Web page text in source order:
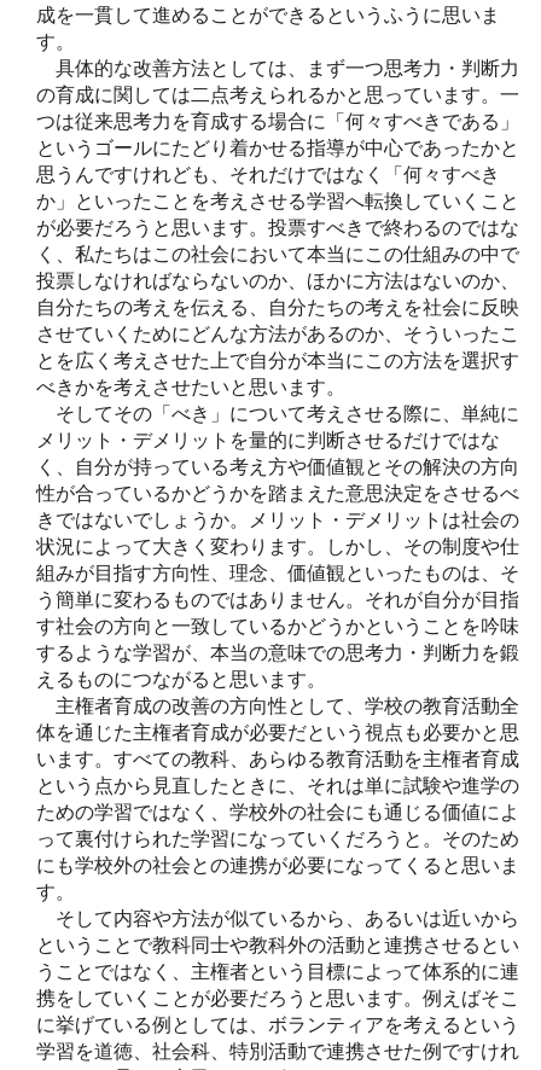
成を一貫して進めることができるというふうに思いま
す。
具体的な改善方法としては、まず一つ思考力・判断力
の育成に関しては二点考えられるかと思っています。一
つは従来思考力を育成する場合に「何々すべきである」
というゴールにたどり着かせる指導が中心であったかと
思うんですけれども、それだけではなく「何々すべき
か」といったことを考えさせる学習へ転換していくこと
が必要だろうと思います。投票すべきで終わるのではな
く、私たちはこの社会において本当にこの仕組みの中で
投票しなければならないのか、ほかに方法はないのか、
自分たちの考えを伝える、自分たちの考えを社会に反映
させていくためにどんな方法があるのか、そういったこ
とを広く考えさせた上で自分が本当にこの方法を選択す
べきかを考えさせたいと思います。
そしてその「べき」について考えさせる際に、単純に
メリット・デメリットを量的に判断させるだけではな
く、自分が持っている考え方や価値観とその解決の方向
性が合っているかどうかを踏まえた意思決定をさせるべ
きではないでしょうか。メリット・デメリットは社会の
状況によって大きく変わります。しかし、その制度や仕
組みが目指す方向性、理念、価値観といったものは、そ
う簡単に変わるものではありません。それが自分が目指
す社会の方向と一致しているかどうかということを吟味
するような学習が、本当の意味での思考力・判断力を鍛
えるものにつながると思います。
主権者育成の改善の方向性として、学校の教育活動全
体を通じた主権者育成が必要だという視点も必要かと思
います。すべての教科、あらゆる教育活動を主権者育成
という点から見直したときに、それは単に試験や進学の
ための学習ではなく、学校外の社会にも通じる価値によ
って裏付けられた学習になっていくだろうと。そのため
にも学校外の社会との連携が必要になってくると思いま
す。
そして内容や方法が似ているから、あるいは近いから
ということで教科同士や教科外の活動と連携させるとい
うことではなく、主権者という目標によって体系的に連
携をしていくことが必要だろうと思います。例えばそこ
に挙げている例としては、ボランティアを考えるという
学習を道徳、社会科、特別活動で連携させた例ですけれ